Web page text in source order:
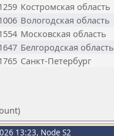
Костромская область
Вологодская область
Московская область
Белгородская область
Санкт-Петербург
13:23, Node S2